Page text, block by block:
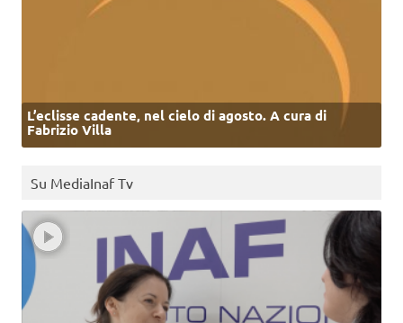
L’eclisse cadente, nel cielo di agosto. A cura di
Fabrizio Villa
Su MediaInaf Tv